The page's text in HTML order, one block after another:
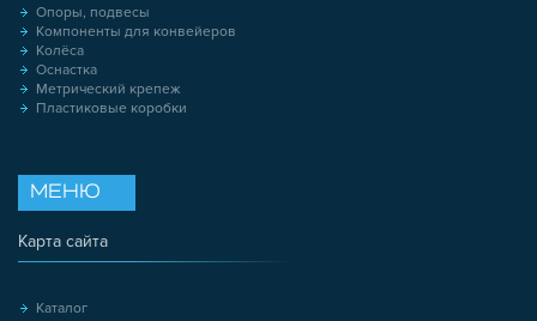
Опоры, подвесы
Компоненты для конвейеров
Колёса
Оснастка
Метрический крепеж
Пластиковые коробки
МЕНЮ
Карта сайта
Каталог